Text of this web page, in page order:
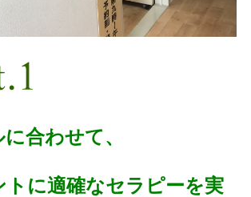
合わせて、
トに適確なセラピーを実